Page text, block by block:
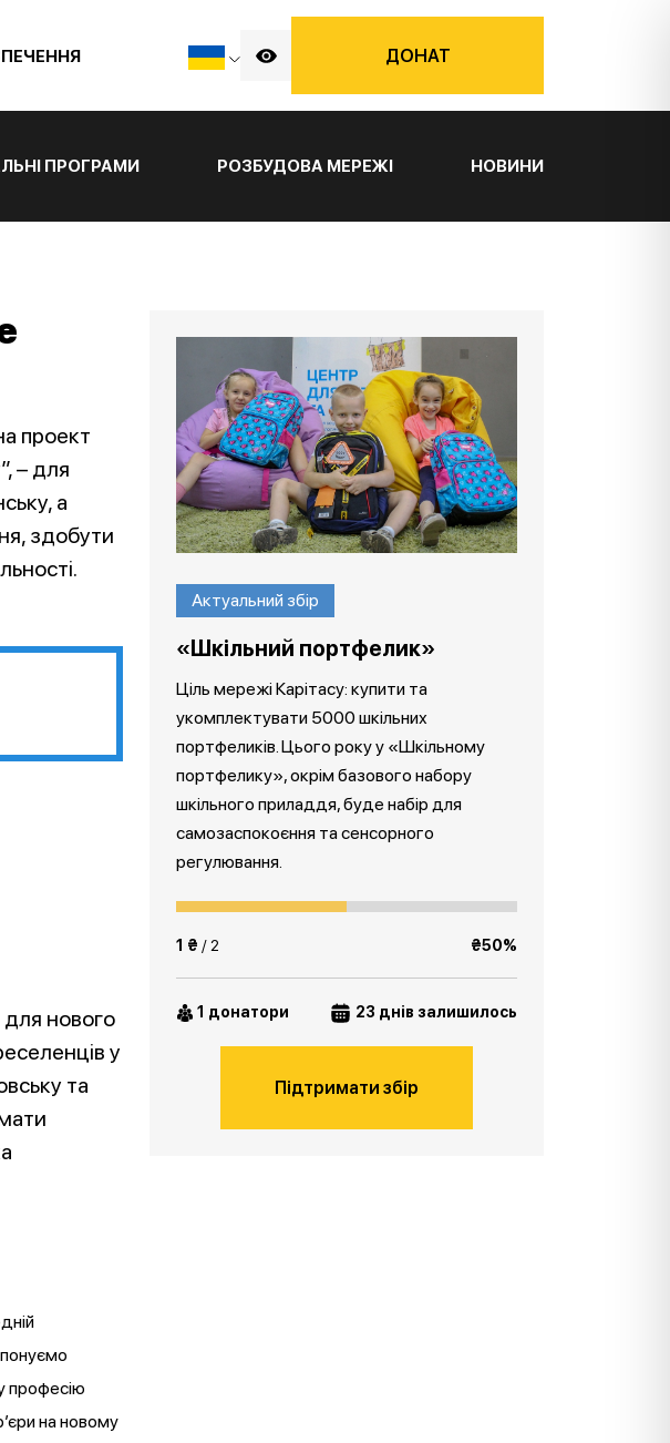
ДОНАТ
ПРОГРАМИ РОЗБУДОВА МЕРЕЖІ НОВИНИ
проект
– для
а
здобути
для нового
у
та
професію
на новому
Актуальний збір
«Шкільний портфелик»
Ціль мережі Карітасу: купити та
укомплектувати 5000 шкільних
портфеликів. Цього року у «Шкільному
портфелику», окрім базового набору
шкільного приладдя, буде набір для
самозаспокоєння та сенсорного
регулювання.
1 ₴ / 2 ₴50%
1 донатори 23 днів залишилось
Підтримати збір